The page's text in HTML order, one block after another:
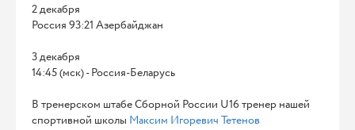
2 декабря
Россия 93:21 Азербайджан
3 декабря
14:45 (мск) - Россия-Беларусь
В тренерском штабе Сборной России U16 тренер нашей
спортивной школы Максим Игоревич Тетенов